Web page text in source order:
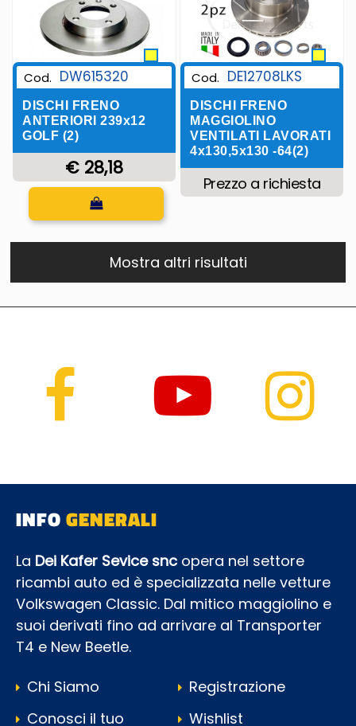
Cod. DW615320
DISCHI FRENO
ANTERIORI 239x12
GOLF (2)
€ 28,18
Quantità
Cod. DE12708LKS
DISCHI FRENO
MAGGIOLINO
VENTILATI LAVORATI
4x130,5x130 -64(2)
Prezzo a richiesta
Mostra altri risultati
INFOGENERALI
La Dei Kafer Sevice snc opera nel settore
ricambi auto ed è specializzata nelle vetture
Volkswagen Classic. Dal mitico maggiolino e
suoi derivati fino ad arrivare al Transporter
T4 e New Beetle.
Chi Siamo
Conosci il tuo
Registrazione
Wishlist